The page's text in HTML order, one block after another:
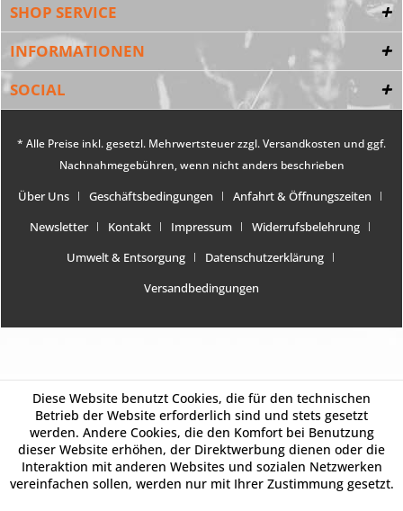
SHOP SERVICE
INFORMATIONEN
SOCIAL
* Alle Preise inkl. gesetzl. Mehrwertsteuer zzgl.Versandkosten und ggf.
Nachnahmegebühren, wenn nicht anders beschrieben
Über Uns Geschäftsbedingungen
Anfahrt & Öffnungszeiten
Newsletter
Kontakt Impressum
Widerrufsbelehrung
Umwelt & Entsorgung
Datenschutzerklärung
Versandbedingungen
Diese Website benutzt Cookies, die für den technischen
Betrieb der Website erforderlich sind und stets gesetzt
werden. Andere Cookies, die den Komfort bei Benutzung
dieser Website erhöhen, der Direktwerbung dienen oder die
Interaktion mit anderen Websites und sozialen Netzwerken
vereinfachen sollen, werden nur mit Ihrer Zustimmung gesetzt.